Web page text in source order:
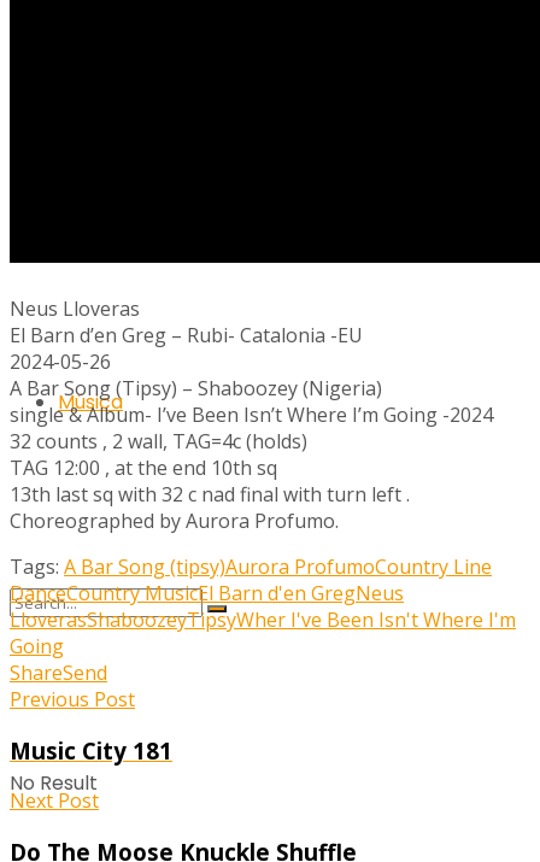
Música
No Result
Neus Lloveras
El Barn d’en Greg – Rubi- Catalonia -EU
2024-05-26
A Bar Song (Tipsy) – Shaboozey (Nigeria)
single & Album- I’ve Been Isn’t Where I’m Going -2024
32 counts , 2 wall, TAG=4c (holds)
TAG 12:00 , at the end 10th sq
13th last sq with 32 c nad final with turn left .
Choreographed by Aurora Profumo.
Tags: A Bar Song (tipsy)Aurora ProfumoCountry Line
DanceCountry MusicEl Barn d'en GregNeus
LloverasShaboozeyTipsyWher I've Been Isn't Where I'm
Going
ShareSend
Previous Post
Music City 181
Next Post
Do The Moose Knuckle Shuffle